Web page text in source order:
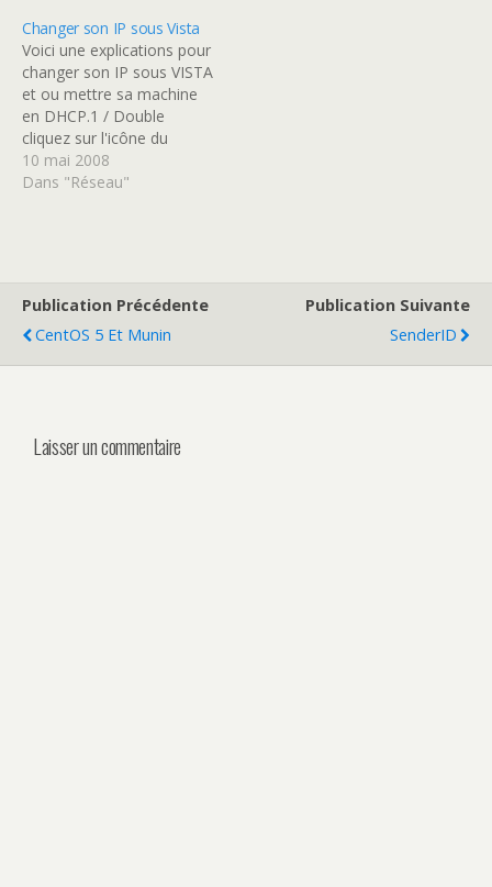
mode SIP. Ensuite : Nom
du mode : Free Mode du
service : IETF Point
d'accès…
Changer son IP sous Vista
Voici une explications pour
changer son IP sous VISTA
et ou mettre sa machine
en DHCP.1 / Double
cliquez sur l'icône du
réseau en bas à gauche.2 /
Cliquez sur Centre réseau
10 mai 2008
Dans "Réseau"
Publication Précédente
CentOS 5 Et Munin
Publication Suivante
SenderID
Laisser un commentaire